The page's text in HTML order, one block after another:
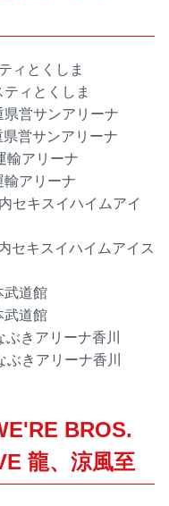
ィとくしま
ィとくしま
営サンアリーナ
営サンアリーナ
輸アリーナ
アリーナ
セキスイハイムアイ
セキスイハイムアイス
武道館
武道館
きアリーナ香川
きアリーナ香川
BROS.
龍、涼風至